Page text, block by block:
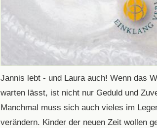
Jannis lebt - und Laura auch! Wenn das
warten lässt, ist nicht nur Geduld und
Manchmal muss sich auch vieles im
verändern. Kinder der neuen Zeit wollen